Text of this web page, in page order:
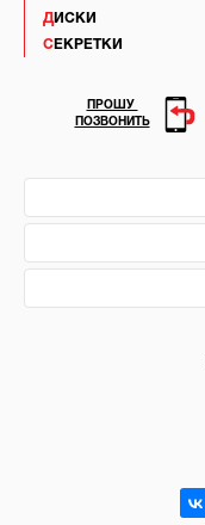
ДИСКИ
СЕКРЕТКИ
ПРОШУ
ПОЗВОНИТЬ